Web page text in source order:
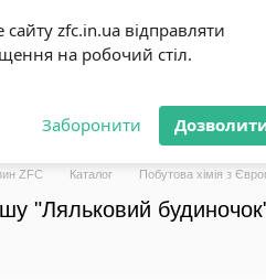
сайту zfc.in.ua відправляти
на робочий стіл.
Заборонити
Обмін та повернення Блог
ZFC Каталог Побутова хімія з
"Ляльковий